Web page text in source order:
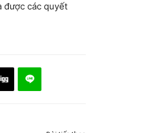
được các quyết